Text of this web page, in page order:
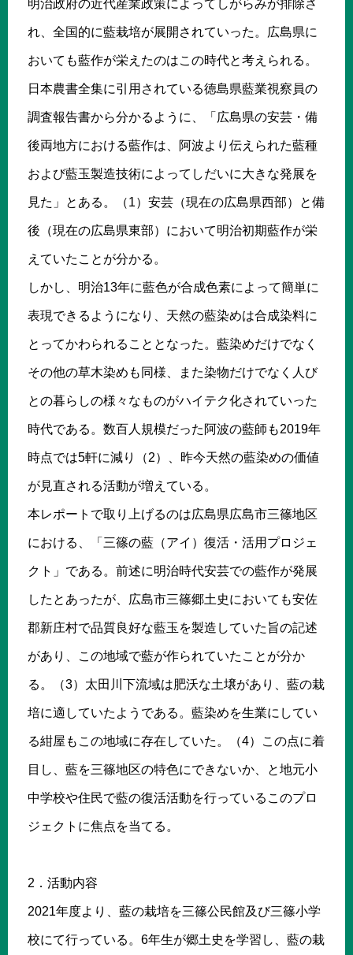
明治政府の近代産業政策によってしがらみが排除さ
れ、全国的に藍栽培が展開されていった。広島県に
おいても藍作が栄えたのはこの時代と考えられる。
日本農書全集に引用されている徳島県藍業視察員の
調査報告書から分かるように、「広島県の安芸・備
後両地方における藍作は、阿波より伝えられた藍種
および藍玉製造技術によってしだいに大きな発展を
見た」とある。（1）安芸（現在の広島県西部）と備
後（現在の広島県東部）において明治初期藍作が栄
えていたことが分かる。
しかし、明治13年に藍色が合成色素によって簡単に
表現できるようになり、天然の藍染めは合成染料に
とってかわられることとなった。藍染めだけでなく
その他の草木染めも同様、また染物だけでなく人び
との暮らしの様々なものがハイテク化されていった
時代である。数百人規模だった阿波の藍師も2019年
時点では5軒に減り（2）、昨今天然の藍染めの価値
が見直される活動が増えている。
本レポートで取り上げるのは広島県広島市三篠地区
における、「三篠の藍（アイ）復活・活用プロジェ
クト」である。前述に明治時代安芸での藍作が発展
したとあったが、広島市三篠郷土史においても安佐
郡新庄村で品質良好な藍玉を製造していた旨の記述
があり、この地域で藍が作られていたことが分か
る。（3）太田川下流域は肥沃な土壌があり、藍の栽
培に適していたようである。藍染めを生業にしてい
る紺屋もこの地域に存在していた。（4）この点に着
目し、藍を三篠地区の特色にできないか、と地元小
中学校や住民で藍の復活活動を行っているこのプロ
ジェクトに焦点を当てる。
2．活動内容
2021年度より、藍の栽培を三篠公民館及び三篠小学
校にて行っている。6年生が郷土史を学習し、藍の栽